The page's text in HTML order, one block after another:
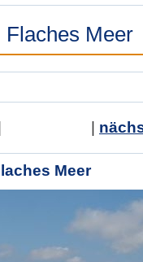
Flaches Meer
Meer